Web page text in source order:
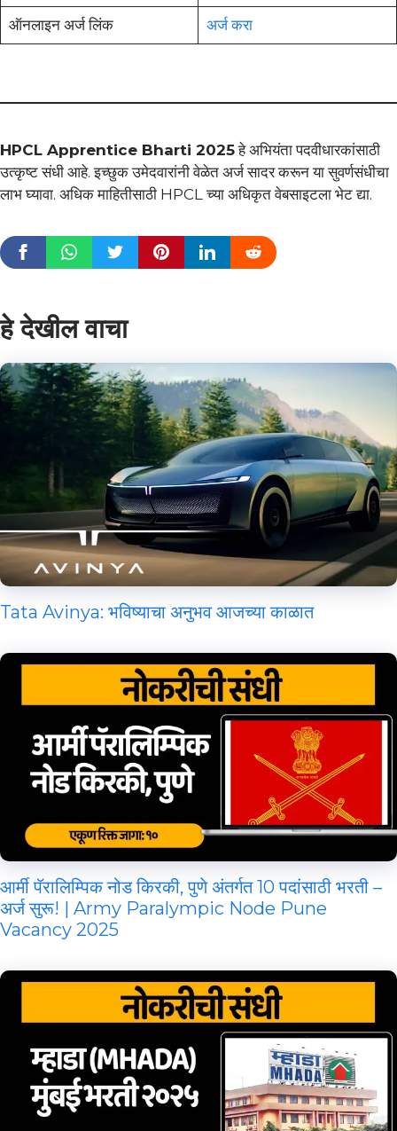
ऑनलाइन अर्ज लिंक अर्ज करा
HPCL Apprentice Bharti 2025हे अभियंता पदवीधारकांसाठी
उत्कृष्ट संधी आहे. इच्छुक उमेदवारांनी वेळेत अर्ज सादर करून या सुवर्णसंधीचा
लाभ घ्यावा. अधिक माहितीसाठी HPCL च्या अधिकृत वेबसाइटला भेट द्या.
हे देखील वाचा
Tata Avinya: भविष्याचा अनुभव आजच्या काळात
आर्मी पॅरालिम्पिक नोड किरकी, पुणे अंतर्गत 10 पदांसाठी भरती –
अर्ज सुरू! | Army Paralympic Node Pune
Vacancy 2025